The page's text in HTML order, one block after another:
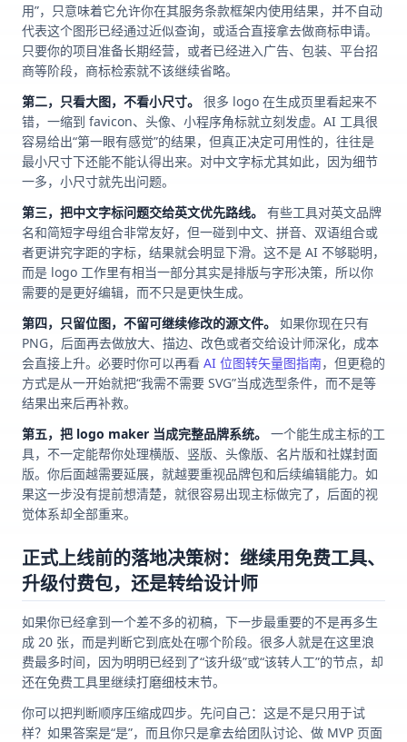
用”，只意味着它允许你在其服务条款框架内使用结果，并不自动
代表这个图形已经通过近似查询，或适合直接拿去做商标申请。
只要你的项目准备长期经营，或者已经进入广告、包装、平台招
商等阶段，商标检索就不该继续省略。
第二，只看大图，不看小尺寸。
很多 logo 在生成页里看起来不
错，一缩到 favicon、头像、小程序角标就立刻发虚。AI 工具很
容易给出“第一眼有感觉”的结果，但真正决定可用性的，往往是
最小尺寸下还能不能认得出来。对中文字标尤其如此，因为细节
一多，小尺寸就先出问题。
第三，把中文字标问题交给英文优先路线。
有些工具对英文品牌
名和简短字母组合非常友好，但一碰到中文、拼音、双语组合或
者更讲究字距的字标，结果就会明显下滑。这不是 AI 不够聪明，
而是 logo 工作里有相当一部分其实是排版与字形决策，所以你
需要的是更好编辑，而不只是更快生成。
第四，只留位图，不留可继续修改的源文件。
如果你现在只有
PNG，后面再去做放大、描边、改色或者交给设计师深化，成本
会直接上升。必要时你可以再看 AI 位图转矢量图指南，但更稳的
方式是从一开始就把“我需不需要 SVG”当成选型条件，而不是等
结果出来后再补救。
第五，把 logo maker 当成完整品牌系统。
一个能生成主标的工
具，不一定能帮你处理横版、竖版、头像版、名片版和社媒封面
版。你后面越需要延展，就越要重视品牌包和后续编辑能力。如
果这一步没有提前想清楚，就很容易出现主标做完了，后面的视
觉体系却全部重来。
正式上线前的落地决策树：继续用免费工具、
升级付费包，还是转给设计师
如果你已经拿到一个差不多的初稿，下一步最重要的不是再多生
成 20 张，而是判断它到底处在哪个阶段。很多人就是在这里浪
费最多时间，因为明明已经到了“该升级”或“该转人工”的节点，却
还在免费工具里继续打磨细枝末节。
你可以把判断顺序压缩成四步。先问自己：这是不是只用于试
样？如果答案是“是”，而且你只是拿去给团队讨论、做 MVP 页面